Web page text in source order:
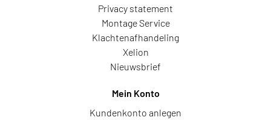
Privacy statement
Montage Service
Klachtenafhandeling
Xelion
Nieuwsbrief
Mein Konto
Kundenkonto anlegen